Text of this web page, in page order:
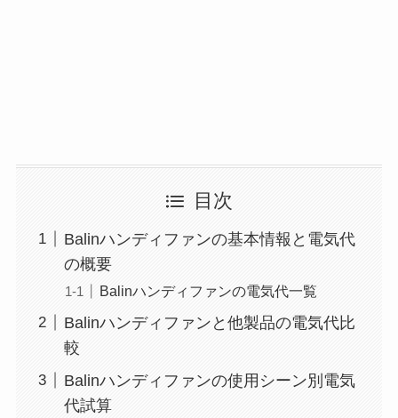
目次
Balinハンディファンの基本情報と電気代
の概要
Balinハンディファンの電気代一覧
Balinハンディファンと他製品の電気代比
較
Balinハンディファンの使用シーン別電気
代試算